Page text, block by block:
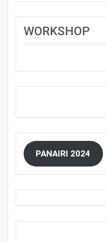
WORKSHOP
PANAIRI 2024